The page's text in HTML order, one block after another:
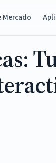
Mercado